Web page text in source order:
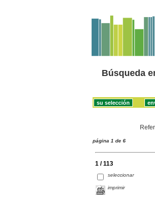
Búsqueda
página 1 de 6
1 / 113
seleccionar
imprimir